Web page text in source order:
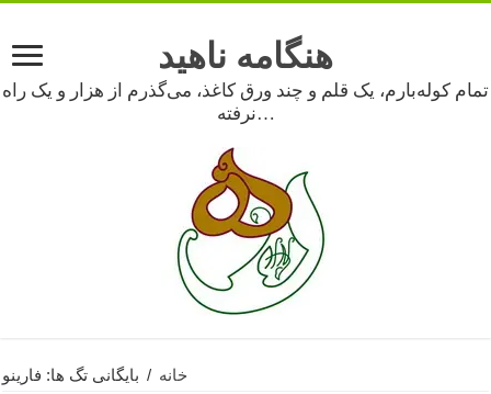
هنگامه ناهید
تمام کوله‌بارم، یک قلم و چند ورق کاغذ، می‌گذرم از هزار و یک راه
نرفته…
خانه / بایگانی تگ ها: فارینو